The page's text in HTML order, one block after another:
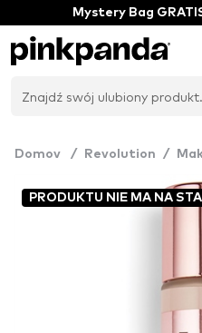
Mystery Bag
Domov / Revolution /
PRODUKTU NIE MA NA